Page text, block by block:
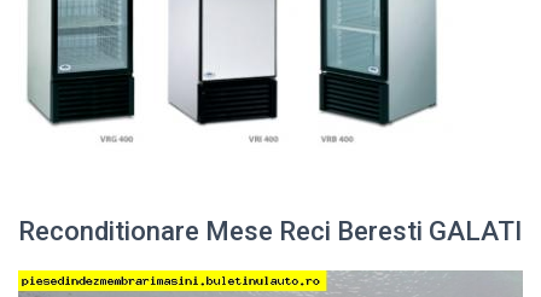
Reconditionare Mese Reci Beresti GALATI